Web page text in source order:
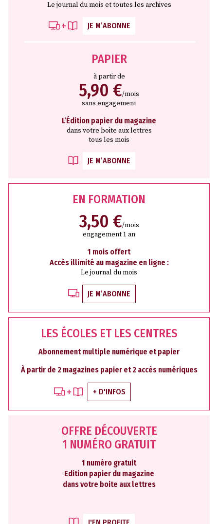
Le journal du mois et toutes les archives
JE M’ABONNE
PAPIER
à partir de
5,90 €/mois
sans engagement
L’Édition papier du magazine
dans votre boite aux lettres
tous les mois
JE M’ABONNE
EN FORMATION
3,50 €/mois
engagement 1 an
1 mois offert
Accès illimité au magazine en ligne :
Le journal du mois
JE M’ABONNE
LES ÉCOLES ET LES CENTRES
Abonnement multiple numérique et papier
À partir de 2 magazines papier et 2 accès numériques
+ D'INFOS
OFFRE DÉCOUVERTE
1 NUMÉRO GRATUIT
1 numéro gratuit
Edition papier du magazine
dans votre boite aux lettres